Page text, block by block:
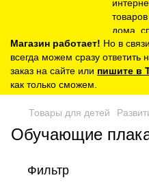
Магазин работает! Но в
всегда можем сразу ответить
заказ на сайте или пишите в
как только сможем.
Товары для детей
Обучающие
Фильтр